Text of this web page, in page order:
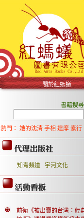
關於紅螞蟻
書籍搜尋
熱門： 她的沈清 手相 達摩 素行
知青頻道 宇河文化
前衛《被出賣的台灣：經